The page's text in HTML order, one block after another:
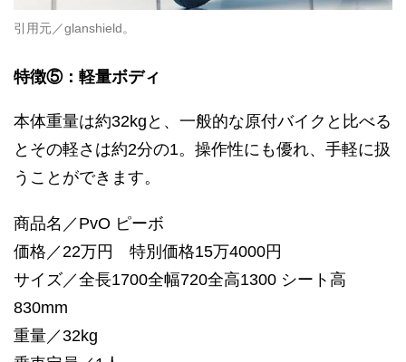
引用元／glanshield。
特徴⑤：軽量ボディ
本体重量は約32kgと、一般的な原付バイクと比べる
とその軽さは約2分の1。操作性にも優れ、手軽に扱
うことができます。
商品名／PvO ピーボ
価格／22万円 特別価格15万4000円
サイズ／全長1700全幅720全高1300 シート高
830mm
重量／32kg